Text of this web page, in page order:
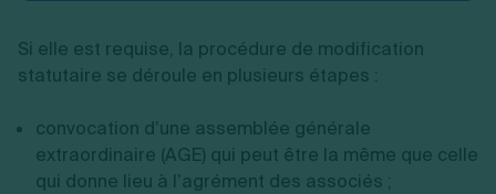
Si elle est requise, la procédure de modification
statutaire se déroule en plusieurs étapes :
convocation d’une assemblée générale
extraordinaire (AGE) qui peut être la même que celle
qui donne lieu à l’agrément des associés ;